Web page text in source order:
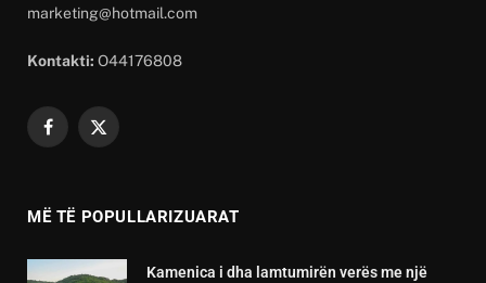
marketing@hotmail.com
Kontakti: O44176808
Facebook
X
MË TË POPULLARIZUARAT
Kamenica i dha lamtumirën verës me një